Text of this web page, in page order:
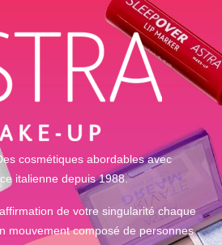
cosmétiques abordables avec
italienne depuis 1988.
de votre singularité chaque
mouvement composé de personnes